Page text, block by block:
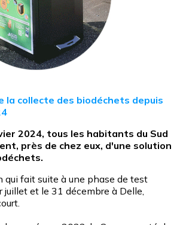
la collecte des biodéchets depuis
2024, tous les habitants du Sud
près de chez eux, d'une solution
qui fait suite à une phase de test
juillet et le 31 décembre à Delle,